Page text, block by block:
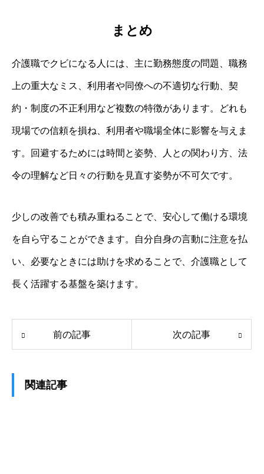
まとめ
介護職でクビになる人には、主に勤務態度の問題、職務
上の重大なミス、利用者や同僚への不適切な行動、契
約・制度の不正利用など複数の特徴があります。どれも
現場での信頼を損ね、利用者や職場全体に影響を与えま
す。回避するためには時間と姿勢、人との関わり方、法
令の理解など日々の行動を見直す姿勢が不可欠です。
少しの改善でも積み重ねることで、安心して働ける環境
を自ら守ることができます。自分自身の言動に注意を払
い、必要なときには助けを求めることで、介護職として
長く活躍する基盤を築けます。
前の記事 次の記事
関連記事